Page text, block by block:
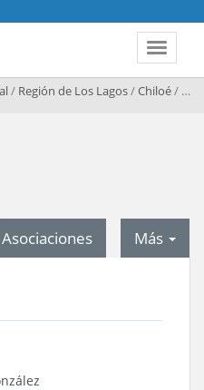
Toggle
/ Región de Los Lagos/Chiloé/
Más
Asociaciones